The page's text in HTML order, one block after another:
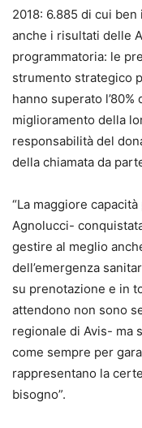
2018: 6.885 di cui
anche i risultati delle
programmatoria: le
strumento strategico
hanno superato
miglioramento della
responsabilità del
della chiamata da
“La maggiore
Agnolucci-
gestire al meglio
dell’emergenza
su prenotazione e in
attendono non sono
regionale di Avis- ma
come sempre per
rappresentano la
bisogno”.